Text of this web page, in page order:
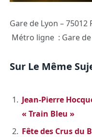
Gare de Lyon – 75012
Métro ligne : Gare de
Sur Le Même
Jean-Pierre
« Train Bleu »
Fête des Crus du